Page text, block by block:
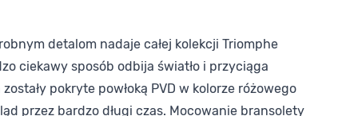
detalom nadaje całej kolekcji Triomphe
ciekawy sposób odbija światło i przyciąga
pokryte powłoką PVD w kolorze różowego
przez bardzo długi czas. Mocowanie bransolety